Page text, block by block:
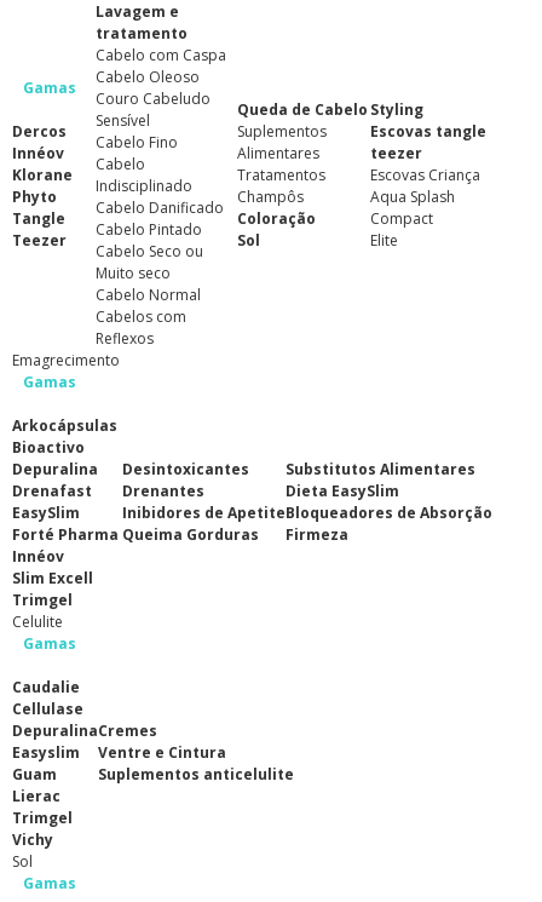
Gamas
Dercos
Innéov
Klorane
Phyto
Tangle
Teezer
Lavagem e
tratamento
Cabelo com Caspa
Cabelo Oleoso
Couro Cabeludo
Sensível
Cabelo Fino
Cabelo
Indisciplinado
Cabelo Danificado
Cabelo Pintado
Cabelo Seco ou
Muito seco
Cabelo Normal
Cabelos com
Reflexos
Queda de Cabelo
Suplementos
Alimentares
Tratamentos
Champôs
Coloração
Sol
Styling
Escovas tangle
teezer
Escovas Criança
Aqua Splash
Compact
Elite
Emagrecimento
Gamas
Arkocápsulas
Bioactivo
Depuralina
Drenafast
EasySlim
Forté Pharma
Innéov
Slim Excell
Trimgel
Desintoxicantes
Drenantes
Inibidores de Apetite
Queima Gorduras
Substitutos Alimentares
Dieta EasySlim
Bloqueadores de Absorção
Firmeza
Celulite
Gamas
Caudalie
Cellulase
Depuralina
Easyslim
Guam
Lierac
Trimgel
Vichy
Cremes
Ventre e Cintura
Suplementos anticelulite
Sol
Gamas